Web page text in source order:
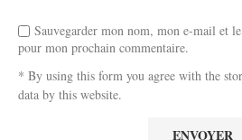
Sauvegarder mon nom, mon e-mail et
pour mon prochain commentaire.
* By using this form you agree with the
data by this website.